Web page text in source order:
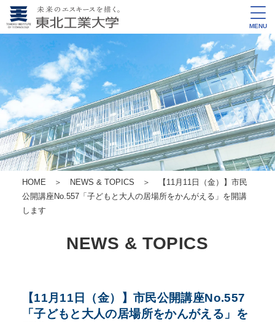
MENU
HOME ＞ NEWS & TOPICS ＞ 【11月11日（金）】市民
公開講座No.557「子どもと大人の居場所をかんがえる」を開講
します
NEWS & TOPICS
【11月11日（金）】市民公開講座No.557
「子どもと大人の居場所をかんがえる」を